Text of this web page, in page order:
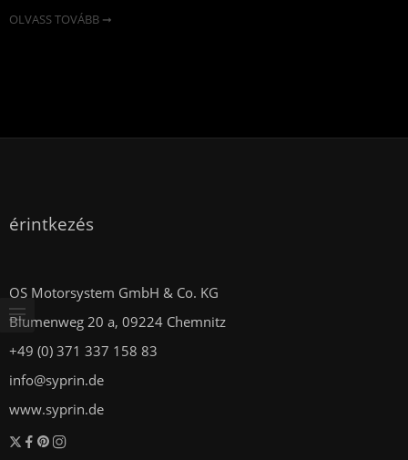
OLVASS TOVÁBB ➞
érintkezés
OS Motorsystem GmbH & Co. KG
Blumenweg 20 a, 09224 Chemnitz
+49 (0) 371 337 158 83
info@syprin.de
www.syprin.de